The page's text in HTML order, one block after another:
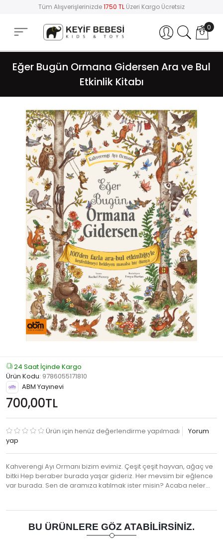
Tüm Alışverişlerinizde1750 TL Üzeri Kargo Ücretsiz
Hesabım 0
Eğer Bugün Ormana Gidersen Ara ve Bul
Etkinlik Kitabı
24 Saat İçinde Kargo
Ürün Kodu: 9786055171810
ABM Yayınevi
700,00TL
Ürün için henüz değerlendirme yapılmadı
Yorum
yap
Kahverengi Ayı Ormanı bizim evimiz. Çeşit çeşit hayvan, ağaç ve
bitki Hep beraber burada yaşar gideriz. Her mevsim bir eğlence
var burada. Sen de aramıza katılmak ister misin? Acaba neler…
BU ÜRÜNLERE GÖZ ATABILIRSINIZ.